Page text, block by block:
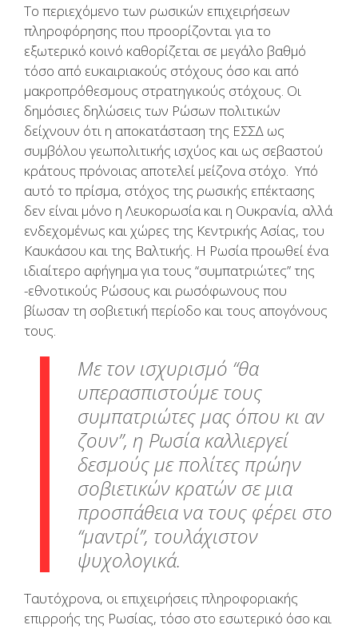
Το περιεχόμενο των ρωσικών επιχειρήσεων
πληροφόρησης που προορίζονται για το
εξωτερικό κοινό καθορίζεται σε μεγάλο βαθμό
τόσο από ευκαιριακούς στόχους όσο και από
μακροπρόθεσμους στρατηγικούς στόχους. Οι
δημόσιες δηλώσεις των Ρώσων πολιτικών
δείχνουν ότι η αποκατάσταση της ΕΣΣΔ ως
συμβόλου γεωπολιτικής ισχύος και ως σεβαστού
κράτους πρόνοιας αποτελεί μείζονα στόχο. Υπό
αυτό το πρίσμα, στόχος της ρωσικής επέκτασης
δεν είναι μόνο η Λευκορωσία και η Ουκρανία, αλλά
ενδεχομένως και χώρες της Κεντρικής Ασίας, του
Καυκάσου και της Βαλτικής. Η Ρωσία προωθεί ένα
ιδιαίτερο αφήγημα για τους “συμπατριώτες” της
-εθνοτικούς Ρώσους και ρωσόφωνους που
βίωσαν τη σοβιετική περίοδο και τους απογόνους
τους.
Με τον ισχυρισμό “θα
υπερασπιστούμε τους
συμπατριώτες μας όπου κι αν
ζουν”, η Ρωσία καλλιεργεί
δεσμούς με πολίτες πρώην
σοβιετικών κρατών σε μια
προσπάθεια να τους φέρει στο
“μαντρί”, τουλάχιστον
ψυχολογικά.
Ταυτόχρονα, οι επιχειρήσεις πληροφοριακής
επιρροής της Ρωσίας, τόσο στο εσωτερικό όσο και